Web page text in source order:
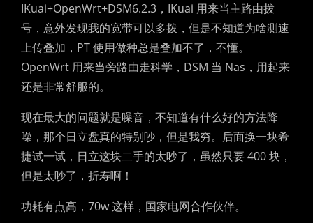
IKuai+OpenWrt+DSM6.2.3，IKuai 用来当主路由拨
号，意外发现我的宽带可以多拨，但是不知道为啥测速
上传叠加，PT 使用做种总是叠加不了，不懂。
OpenWrt 用来当旁路由走科学，DSM 当 Nas，用起来
还是非常舒服的。
现在最大的问题就是噪音，不知道有什么好的方法降
噪，那个日立盘真的特别吵，但是我穷。后面换一块希
捷试一试，日立这块二手的太吵了，虽然只要 400 块，
但是太吵了，折寿啊！
功耗有点高，70w 这样，国家电网合作伙伴。